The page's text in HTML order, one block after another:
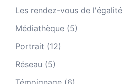
Les rendez-vous de l'égalité
Médiathèque (5)
Portrait (12)
Réseau (5)